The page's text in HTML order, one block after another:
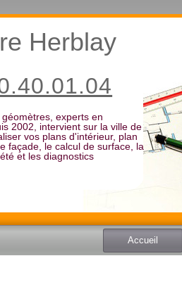
experts en
2002, intervient sur la ville de
vos plans d'intérieur, plan
façade, le calcul de surface, la
et les diagnostics
Herblay
Accueil